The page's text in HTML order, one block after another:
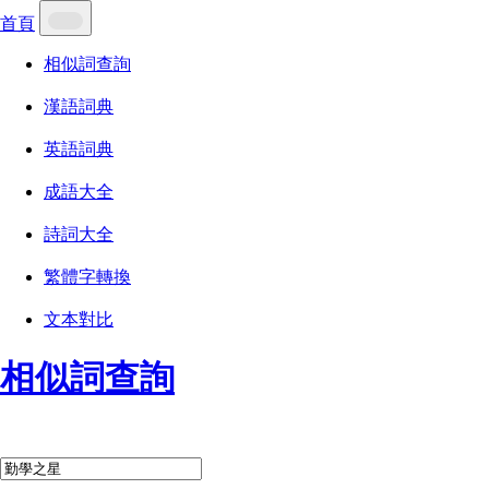
首頁
相似詞查詢
漢語詞典
英語詞典
成語大全
詩詞大全
繁體字轉換
文本對比
相似詞查詢